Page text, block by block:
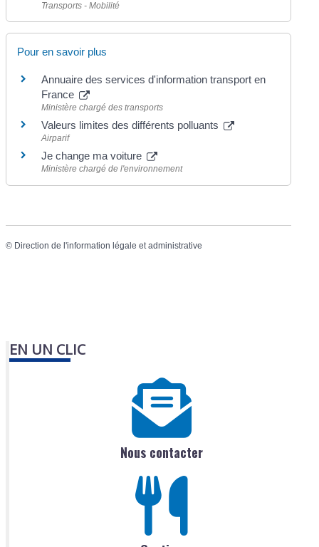
Transports - Mobilité
Pour en savoir plus
Annuaire des services d'information transport en
France
Ministère chargé des transports
Valeurs limites des différents polluants
Airparif
Je change ma voiture
Ministère chargé de l'environnement
© Direction de l'information légale et administrative
EN UN CLIC
Nous contacter